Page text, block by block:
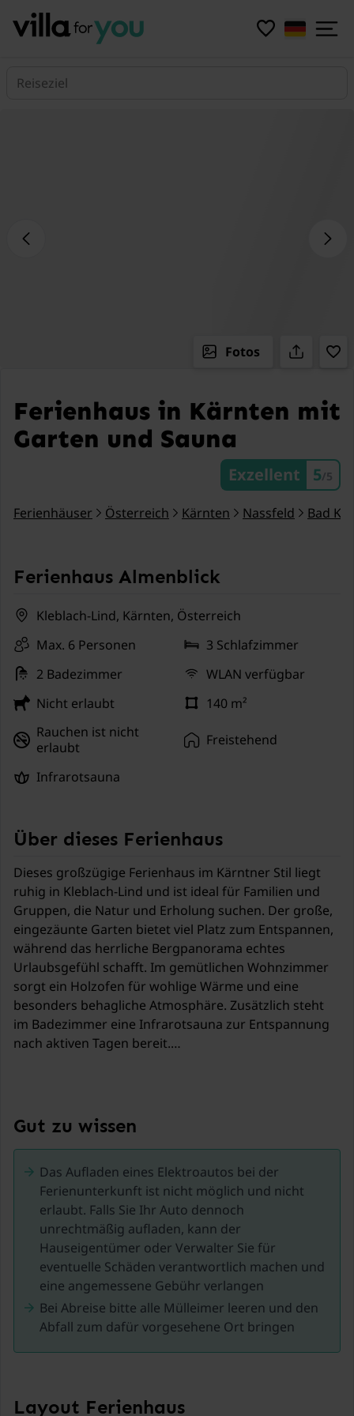
Reiseziel
Fotos
Ferienhaus in Kärnten mit
Garten und Sauna
Exzellent 5/5
Ferienhäuser Österreich Kärnten Nassfeld Bad
Ferienhaus Almenblick
Kleblach-Lind, Kärnten, Österreich
Max. 6 Personen
3 Schlafzimmer
2 Badezimmer
WLAN verfügbar
Nicht erlaubt
140 m²
Rauchen ist nicht
erlaubt
Freistehend
Infrarotsauna
Über dieses Ferienhaus
Dieses großzügige Ferienhaus im Kärntner Stil liegt
ruhig in Kleblach-Lind und ist ideal für Familien und
Gruppen, die Natur und Erholung suchen. Der große,
eingezäunte Garten bietet viel Platz zum Entspannen,
während das herrliche Bergpanorama echtes
Urlaubsgefühl schafft. Im gemütlichen Wohnzimmer
sorgt ein Holzofen für wohlige Wärme und eine
besonders behagliche Atmosphäre. Zusätzlich steht
im Badezimmer eine Infrarotsauna zur Entspannung
nach aktiven Tagen bereit.
zur Verfügung gestellt.
Sowohl im Erdgeschoss als auch im ersten Stock
befindet sich jeweils ein großes Badezimmer, in der
oberen Etage finden Sie im Badezimmer eine
Infrarotsauna.
Der Vermieter stellt weiters eine Waschmaschine
sowie einen Trockner zur Verfügung, im Keller hat
man auch genug Platz um im Winter nach einem
Schitag die Skier zu lagern.
Im Winter bietet die Region rund um Kleblach-Lind
ideale Bedingungen für ruhige Tage in den Bergen.
Mehrere Skigebiete in der Umgebung sind gut
Minuten) und das Großglockner Resort Kals-Matrei
Gut zu wissen
Das Aufladen eines Elektroautos bei der
Ferienunterkunft ist nicht möglich und nicht
erlaubt. Falls Sie Ihr Auto dennoch
unrechtmäßig aufladen, kann der
Hauseigentümer oder Verwalter Sie für
eventuelle Schäden verantwortlich machen und
eine angemessene Gebühr verlangen
Bei Abreise bitte alle Mülleimer leeren und den
Abfall zum dafür vorgesehene Ort bringen
Layout Ferienhaus